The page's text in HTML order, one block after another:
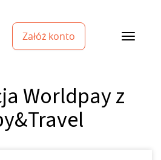
Załóż konto
Worldpay z